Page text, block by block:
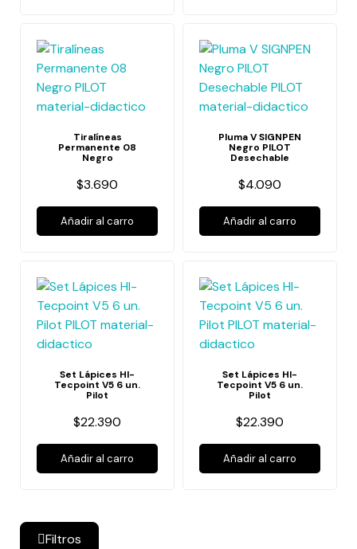
Filtros
Tiralíneas
Permanente 08
Negro
$3.690
Añadir al carro
Pluma V SIGNPEN
Negro PILOT
Desechable
$4.090
Añadir al carro
Set Lápices HI-
Tecpoint V5 6 un.
Pilot
$22.390
Añadir al carro
Set Lápices HI-
Tecpoint V5 6 un.
Pilot
$22.390
Añadir al carro